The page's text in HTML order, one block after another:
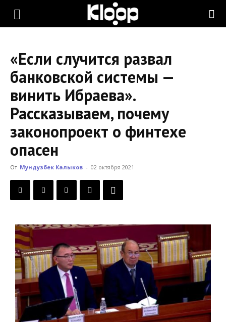
KLOOP.KG
Новости
Кыргызстана
«Если случится развал
банковской системы —
винить Ибраева».
Рассказываем, почему
законопроект о финтехе
опасен
От Мундузбек Калыков - 02 октября 2021